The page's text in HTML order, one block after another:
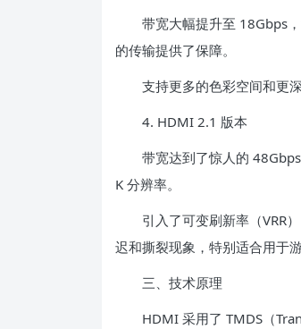
带宽大幅提升至 18Gbps，
的传输提供了保障。
支持更多的色彩空间和更深
4. HDMI 2.1 版本
带宽达到了惊人的 48Gbps
K 分辨率。
引入了可变刷新率（VRR）
迟和撕裂现象，特别适合用于
三、技术原理
HDMI 采用了 TMDS（